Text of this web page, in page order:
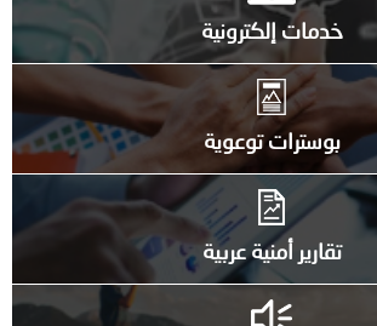
خدمات إلكترونية
بوسترات توعوية
تقارير أمنية عربية